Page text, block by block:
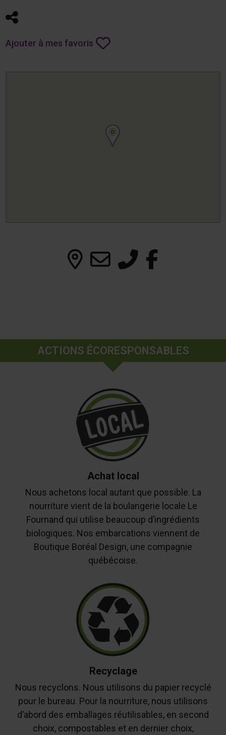
Partager
Ajouter à mes favoris
ACTIONS ÉCORESPONSABLES
Achat local
Nous achetons local autant que possible. La
nourriture vient de la boulangerie locale Le
Fournand qui utilise beaucoup d’ingrédients
biologiques. Nos embarcations viennent de
Boutique Boréal Design, une compagnie
québécoise.
Recyclage
Nous recyclons. Nous utilisons du papier recyclé
pour le bureau. Pour la nourriture, nous utilisons
d’abord des emballages réutilisables, en second
choix, compostables et en dernier choix,